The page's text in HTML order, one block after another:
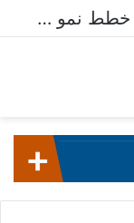
إي اف چي فاينانس تستعرض خطط نمو «بلد» لتعزيز حضورها في سوق تحويلات المصريين بالخارج